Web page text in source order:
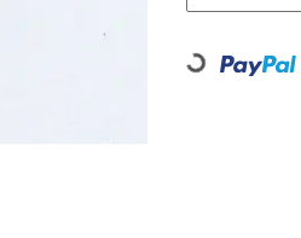
Loading...